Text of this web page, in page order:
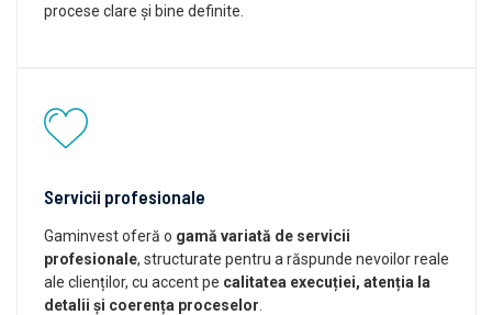
procese clare și bine definite.
Servicii profesionale
Gaminvest oferă o gamă variată de servicii
profesionale, structurate pentru a răspunde nevoilor reale
ale clienților, cu accent pe calitatea execuției, atenția la
detalii și coerența proceselor